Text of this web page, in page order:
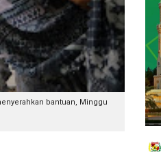
bantuan, Minggu